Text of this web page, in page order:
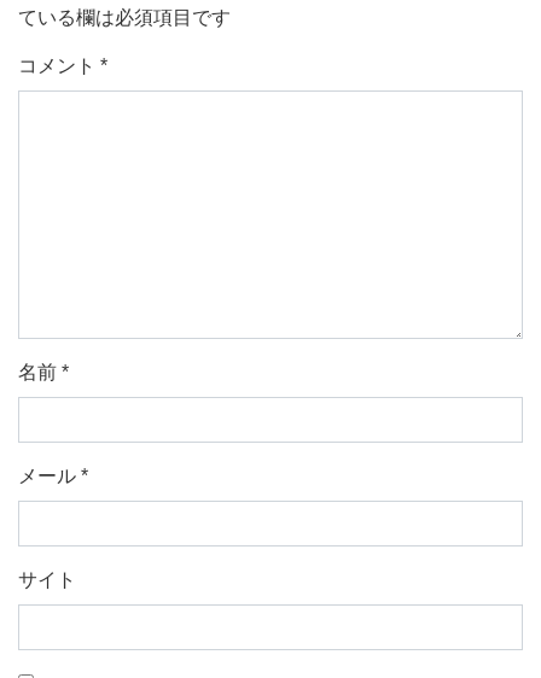
ている欄は必須項目です
コメント *
名前 *
メール *
サイト